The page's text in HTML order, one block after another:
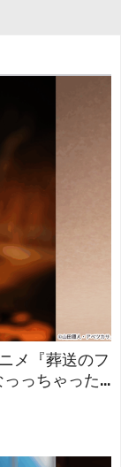
メ『葬送のフ
っちゃった